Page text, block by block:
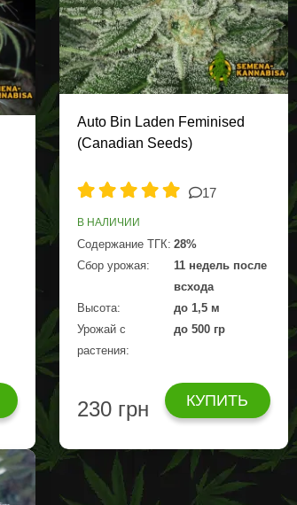
Auto Bin Laden Feminised
(Canadian Seeds)
17
В НАЛИЧИИ
Содержание ТГК: 28%
Сбор урожая:
11 недель после
всхода
Высота:
до 1,5 м
Урожай с
растения:
до 500 гр
230 грн КУПИТЬ